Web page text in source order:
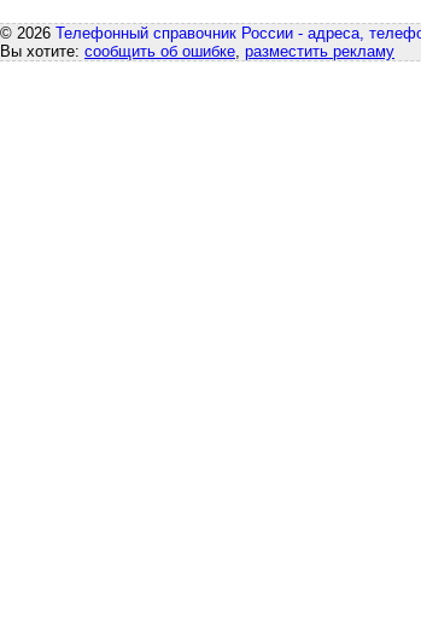
© 2026 Телефонный справочник России - адреса,
Вы хотите: сообщить об ошибке, разместить рекламу